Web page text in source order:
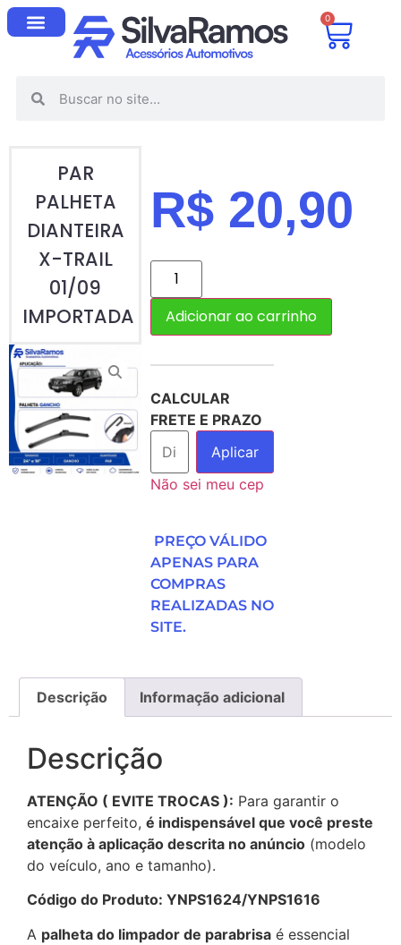
0
PAR
PALHETA
DIANTEIRA
X-TRAIL
01/09
IMPORTADA
R$ 20,90
Adicionar ao carrinho
CALCULAR
FRETE E PRAZO
Aplicar
Não sei meu cep
PREÇO VÁLIDO
APENAS PARA
COMPRAS
REALIZADAS NO
SITE.
Descrição Informação adicional
Descrição
ATENÇÃO ( EVITE TROCAS ): Para garantir o
encaixe perfeito, é indispensável que você preste
atenção à aplicação descrita no anúncio (modelo
do veículo, ano e tamanho).
Código do Produto: YNPS1624/YNPS1616
A palheta do limpador de parabrisa é essencial